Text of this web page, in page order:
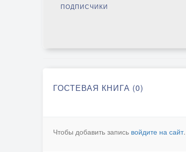
ПОДПИСЧИКИ
ГОСТЕВАЯ КНИГА (0)
Чтобы добавить запись войдите на сайт.